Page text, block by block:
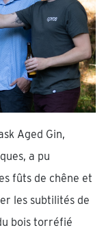
Aged Gin,
a pu
fûts de chêne et
les subtilités de
bois torréfié